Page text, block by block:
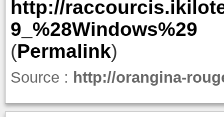
http://
9_%28Windows%29
(Permalink)
Source : http://orangina-